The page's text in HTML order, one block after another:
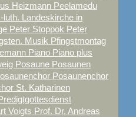
Heizmann Peelamedu
luth. Landeskirche in
Peter Stoppok Peter
Musik Pfingstmontag
Piano Piano plus
Posaune Posaunen
Posaunenchor
St. Katharinen
Voigts Prof. Dr. Andreas